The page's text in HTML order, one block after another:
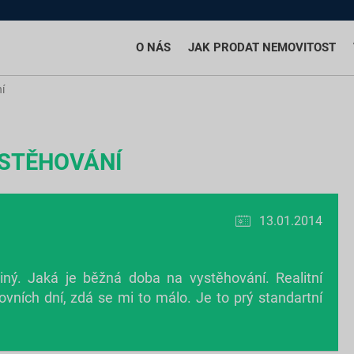
O NÁS JAK PRODAT NEMOVITOST
13.01.2014
Jaká je běžná doba na vystěhování. Realitní
dní, zdá se mi to málo. Je to prý standartní